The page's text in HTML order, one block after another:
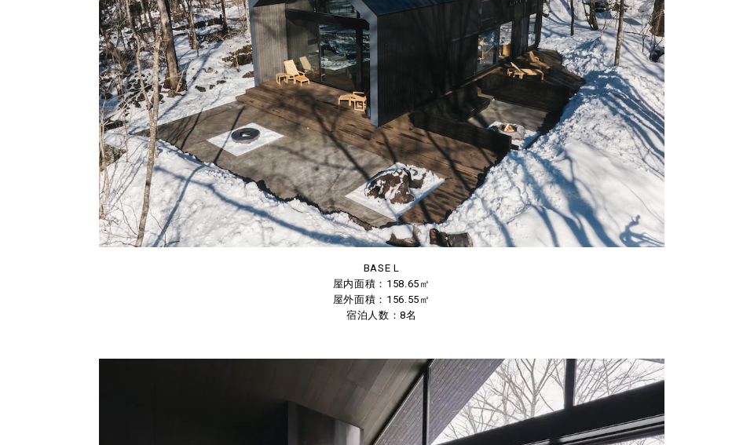
BASE L
屋内面積：158.65㎡
屋外面積：156.55㎡
宿泊人数：8名